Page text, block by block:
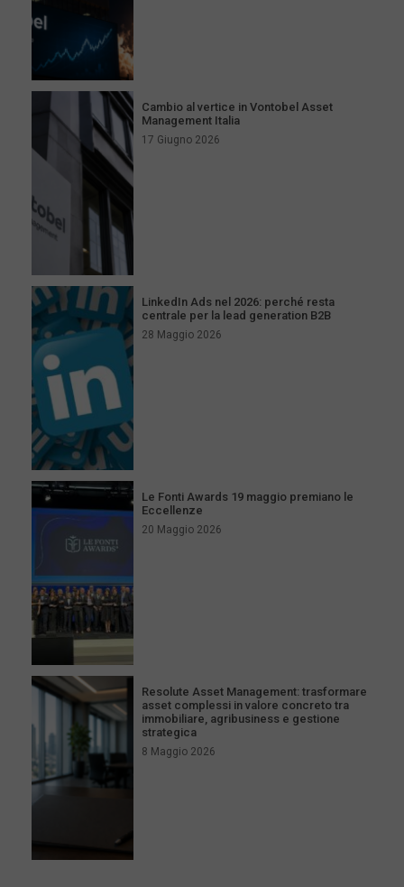
Cambio al vertice in Vontobel Asset
Management Italia
17 Giugno 2026
LinkedIn Ads nel 2026: perché resta
centrale per la lead generation B2B
28 Maggio 2026
Le Fonti Awards 19 maggio premiano le
Eccellenze
20 Maggio 2026
Resolute Asset Management: trasformare
asset complessi in valore concreto tra
immobiliare, agribusiness e gestione
strategica
8 Maggio 2026